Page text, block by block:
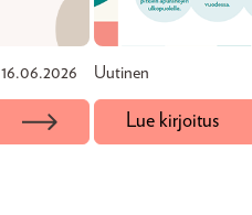
16.06.2026 Uutinen
Lue kirjoitus